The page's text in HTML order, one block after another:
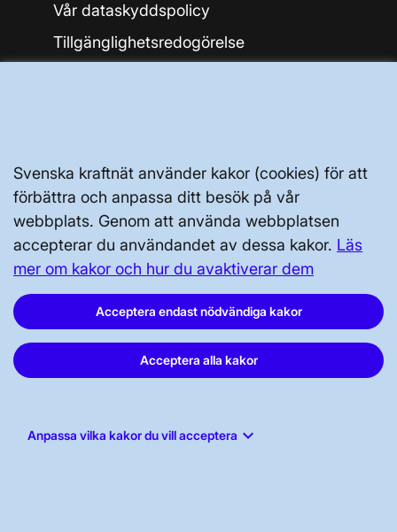
Svenska kraftnät använder kakor (cookies) för att
förbättra och anpassa ditt besök på vår
webbplats. Genom att använda webbplatsen
accepterar du användandet av dessa kakor. Läs
mer om kakor och hur du avaktiverar dem
Acceptera endast nödvändiga kakor
Acceptera alla kakor
Anpassa vilka kakor du vill acceptera keyboard_arrow_down
Svenska kraftnät, Box 1200, 172 24
Sundbyberg
Tel: 010-475 80 00
E-post:registrator@svk.se
Org.nr: 202100-4284
LinkedIn
Vår dataskyddspolicy
Tillgänglighetsredogörelse